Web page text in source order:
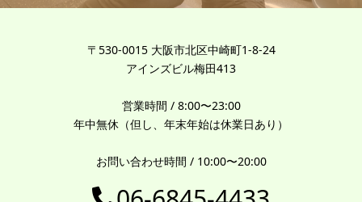
〒530-0015 大阪市北区中崎町1-8-24
アインズビル梅田413
営業時間 / 8:00〜23:00
年中無休（但し、年末年始は休業日あり）
お問い合わせ時間 / 10:00〜20:00